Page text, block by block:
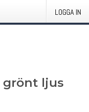
LOGGA IN
grönt ljus